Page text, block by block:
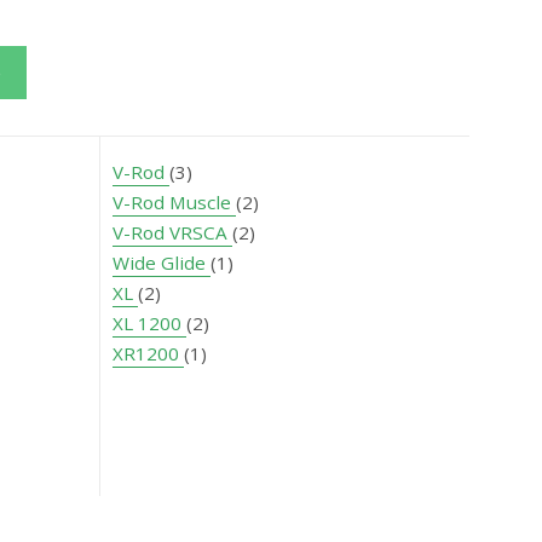
V-Rod (3)
V-Rod Muscle (2)
V-Rod VRSCA (2)
Wide Glide (1)
XL (2)
XL 1200 (2)
XR1200 (1)